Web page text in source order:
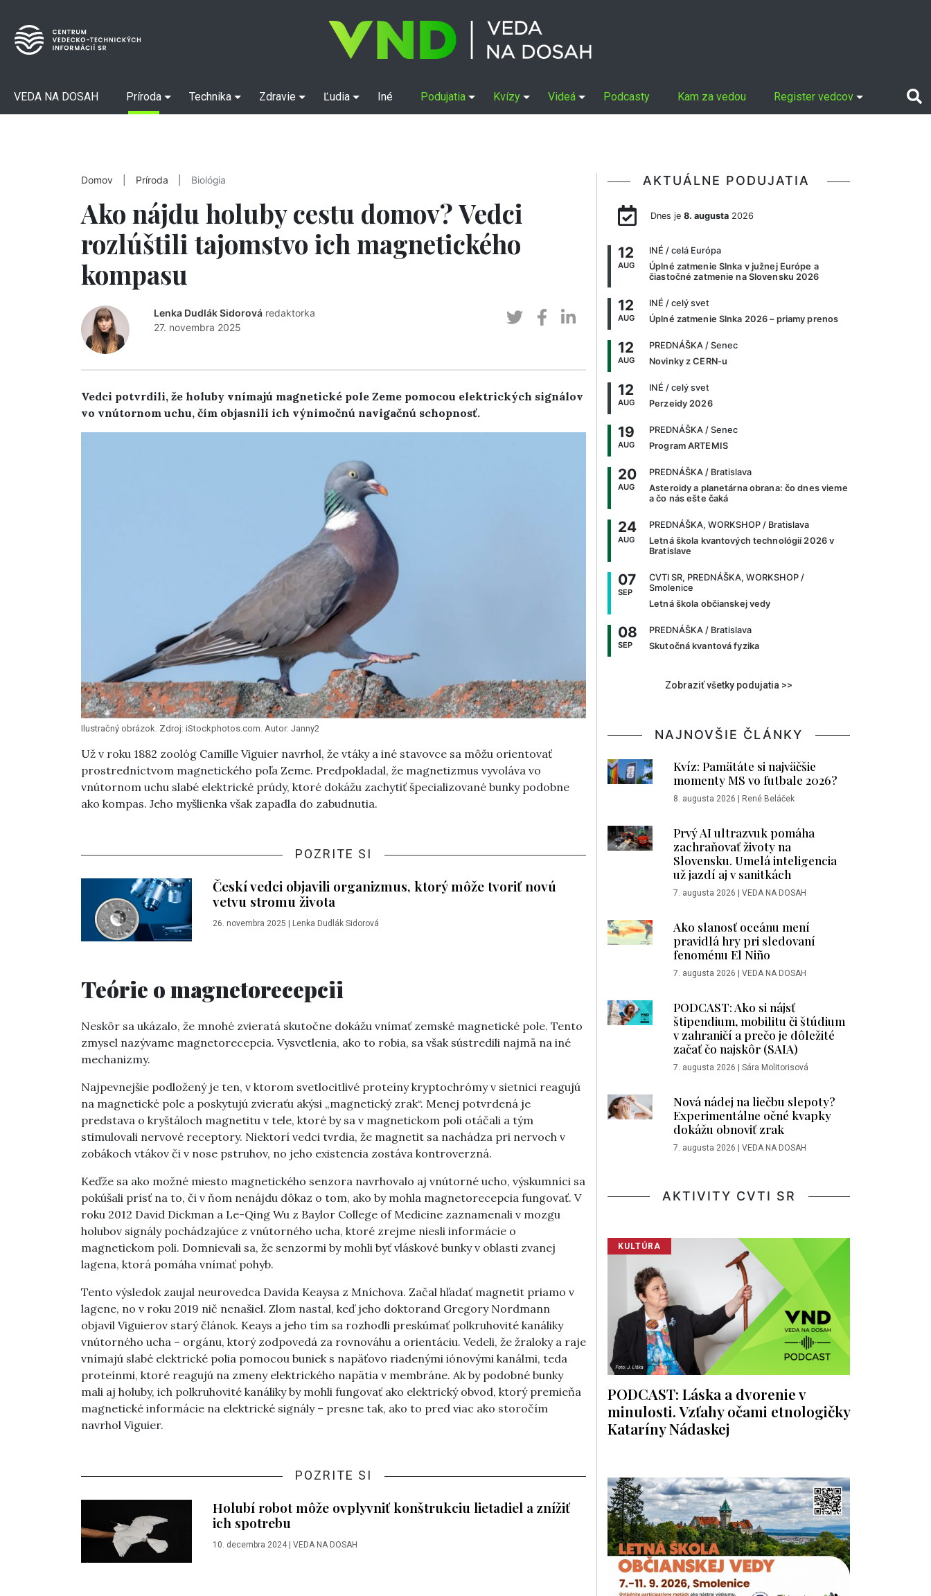
VEDA NA DOSAH Príroda Technika Zdravie Ľudia Iné Podujatia Kvízy Videá Podcasty Kam za vedou Register vedcov
Domov Príroda Biológia
Ako nájdu holuby cestu domov? Vedci
rozlúštili tajomstvo ich magnetického
kompasu
Lenka Dudlák Sidorová redaktorka
27. novembra 2025
Vedci potvrdili, že holuby vnímajú magnetické pole Zeme pomocou elektrických signálov
vo vnútornom uchu, čím objasnili ich výnimočnú navigačnú schopnosť.
Ilustračný obrázok. Zdroj: iStockphotos.com. Autor: Janny2
Už v roku 1882 zoológ Camille Viguier navrhol, že vtáky a iné stavovce sa môžu orientovať
prostredníctvom magnetického poľa Zeme. Predpokladal, že magnetizmus vyvoláva vo
vnútornom uchu slabé elektrické prúdy, ktoré dokážu zachytiť špecializované bunky podobne
ako kompas. Jeho myšlienka však zapadla do zabudnutia.
POZRITE SI
Českí vedci objavili organizmus, ktorý môže tvoriť novú
vetvu stromu života
26. novembra 2025 Lenka Dudlák Sidorová
Teórie o magnetorecepcii
Neskôr sa ukázalo, že mnohé zvieratá skutočne dokážu vnímať zemské magnetické pole. Tento
zmysel nazývame magnetorecepcia. Vysvetlenia, ako to robia, sa však sústredili najmä na iné
mechanizmy.
Najpevnejšie podložený je ten, v ktorom svetlocitlivé proteíny kryptochrómy v sietnici reagujú
na magnetické pole a poskytujú zvieraťu akýsi „magnetický zrak“. Menej potvrdená je
predstava o kryštáloch magnetitu v tele, ktoré by sa v magnetickom poli otáčali a tým
stimulovali nervové receptory. Niektorí vedci tvrdia, že magnetit sa nachádza pri nervoch v
zobákoch vtákov či v nose pstruhov, no jeho existencia zostáva kontroverzná.
Keďže sa ako možné miesto magnetického senzora navrhovalo aj vnútorné ucho, výskumníci sa
pokúšali prísť na to, či v ňom nenájdu dôkaz o tom, ako by mohla magnetorecepcia fungovať. V
roku 2012 David Dickman a Le-Qing Wu z Baylor College of Medicine zaznamenali v mozgu
holubov signály pochádzajúce z vnútorného ucha, ktoré zrejme niesli informácie o
magnetickom poli. Domnievali sa, že senzormi by mohli byť vláskové bunky v oblasti zvanej
lagena, ktorá pomáha vnímať pohyb.
Tento výsledok zaujal neurovedca Davida Keaysa z Mníchova. Začal hľadať magnetit priamo v
lagene, no v roku 2019 nič nenašiel. Zlom nastal, keď jeho doktorand Gregory Nordmann
objavil Viguierov starý článok. Keays a jeho tím sa rozhodli preskúmať polkruhovité kanáliky
vnútorného ucha – orgánu, ktorý zodpovedá za rovnováhu a orientáciu. Vedeli, že žraloky a raje
vnímajú slabé elektrické polia pomocou buniek s napäťovo riadenými iónovými kanálmi, teda
proteínmi, ktoré reagujú na zmeny elektrického napätia v membráne. Ak by podobné bunky
mali aj holuby, ich polkruhovité kanáliky by mohli fungovať ako elektrický obvod, ktorý premieňa
magnetické informácie na elektrické signály – presne tak, ako to pred viac ako storočím
navrhol Viguier.
POZRITE SI
Holubí robot môže ovplyvniť konštrukciu lietadiel a znížiť
ich spotrebu
10. decembra 2024| VEDA NA DOSAH
AKTUÁLNE PODUJATIA
Dnes je 8. augusta2026
12
AUG
INÉ / celá Európa
Úplné zatmenie Slnka v južnej Európe a
čiastočné zatmenie na Slovensku 2026
12
AUG
INÉ / celý svet
Úplné zatmenie Slnka 2026 – priamy prenos
12
AUG
PREDNÁŠKA / Senec
Novinky z CERN-u
12
AUG
INÉ / celý svet
Perzeidy 2026
19
AUG
PREDNÁŠKA / Senec
Program ARTEMIS
20
AUG
PREDNÁŠKA / Bratislava
Asteroidy a planetárna obrana: čo dnes vieme
a čo nás ešte čaká
24
AUG
PREDNÁŠKA, WORKSHOP / Bratislava
Letná škola kvantových technológií 2026 v
Bratislave
07
SEP
CVTI SR, PREDNÁŠKA, WORKSHOP /
Smolenice
Letná škola občianskej vedy
08
SEP
PREDNÁŠKA / Bratislava
Skutočná kvantová fyzika
Zobraziť všetky podujatia >>
NAJNOVŠIE ČLÁNKY
Kvíz: Pamätáte si najväčšie
momenty MS vo futbale 2026?
8. augusta 2026 | René Beláček
Prvý AI ultrazvuk pomáha
zachraňovať životy na
Slovensku. Umelá inteligencia
už jazdí aj v sanitkách
7. augusta 2026 | VEDA NA DOSAH
Ako slanosť oceánu mení
pravidlá hry pri sledovaní
fenoménu El Niño
7. augusta 2026 | VEDA NA DOSAH
PODCAST: Ako si nájsť
štipendium, mobilitu či štúdium
v zahraničí a prečo je dôležité
začať čo najskôr (SAIA)
7. augusta 2026 | Sára Molitorisová
Nová nádej na liečbu slepoty?
Experimentálne očné kvapky
dokážu obnoviť zrak
7. augusta 2026 | VEDA NA DOSAH
AKTIVITY CVTI SR
KULTÚRA
PODCAST: Láska a dvorenie v
minulosti. Vzťahy očami etnologičky
Kataríny Nádaskej